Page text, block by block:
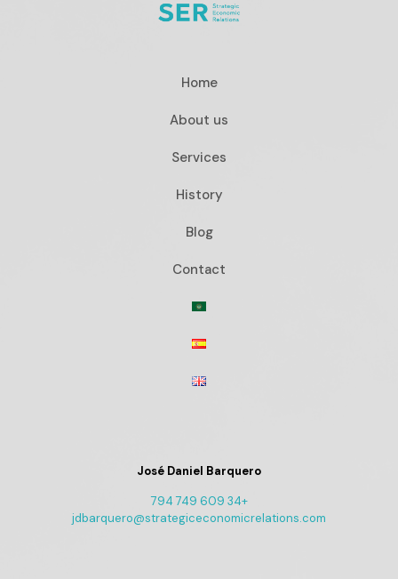
Home
About us
Services
History
Blog
Contact
José Daniel Barquero
+34 609 749 794
jdbarquero@strategiceconomicrelations.com